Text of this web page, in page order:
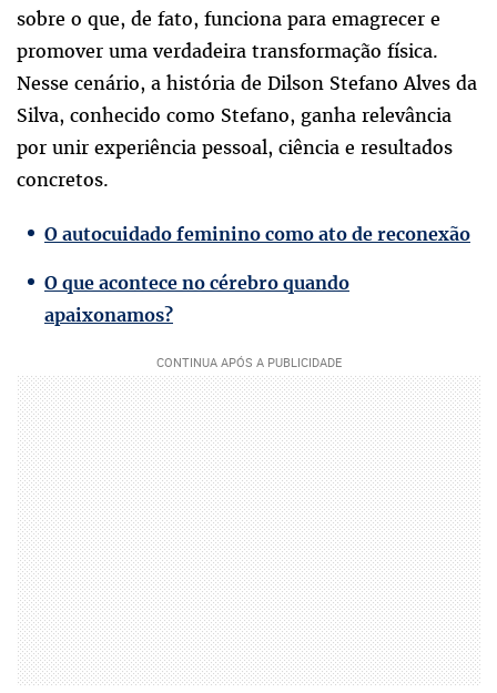
sobre o que, de fato, funciona para emagrecer e
promover uma verdadeira transformação física.
Nesse cenário, a história de Dilson Stefano Alves da
Silva, conhecido como Stefano, ganha relevância
por unir experiência pessoal, ciência e resultados
concretos.
O autocuidado feminino como ato de reconexão
O que acontece no cérebro quando
apaixonamos?